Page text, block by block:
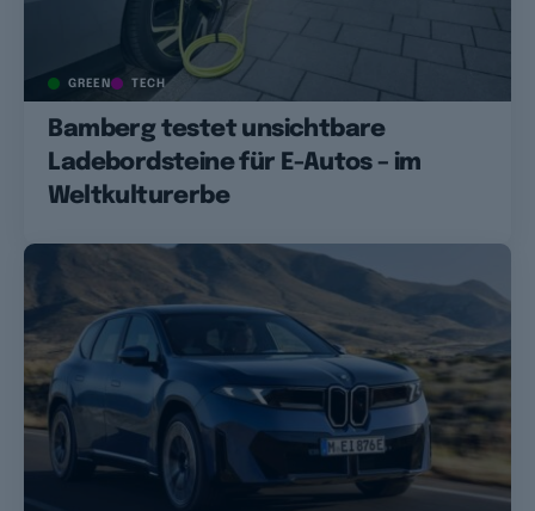
GREEN TECH
Bamberg testet unsichtbare
Ladebordsteine für E-Autos – im
Weltkulturerbe